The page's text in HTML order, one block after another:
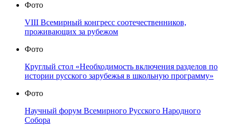
Фото
VIII Всемирный конгресс соотечественников,
проживающих за рубежом
Фото
Круглый стол «Необходимость включения разделов по
истории русского зарубежья в школьную программу»
Фото
Научный форум Всемирного Русского Народного
Собора